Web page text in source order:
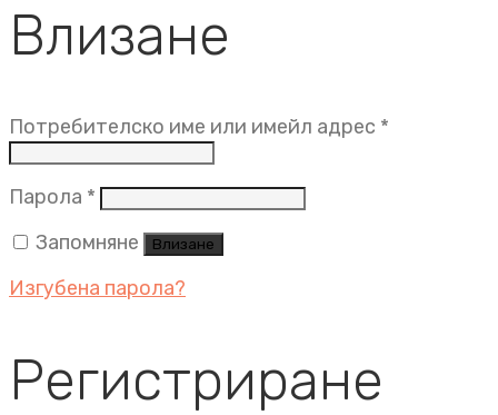
Влизане
Потребителско име или имейл адрес *
Парола * Задължително
Запомняне
Влизане
Изгубена парола?
Регистриране